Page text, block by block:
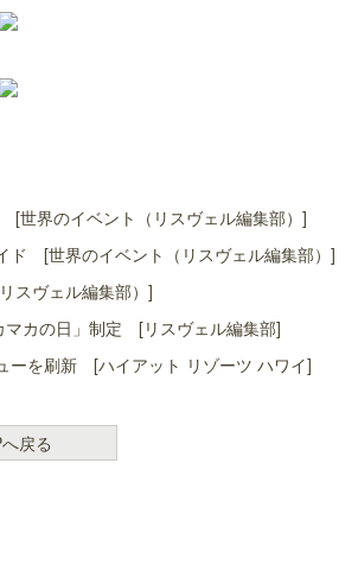
世界のイベント（リスヴェル編集部）]
ド [世界のイベント（リスヴェル編集部）]
スヴェル編集部）]
マカの日」制定 [リスヴェル編集部]
ーを刷新 [ハイアット リゾーツ ハワイ]
戻る